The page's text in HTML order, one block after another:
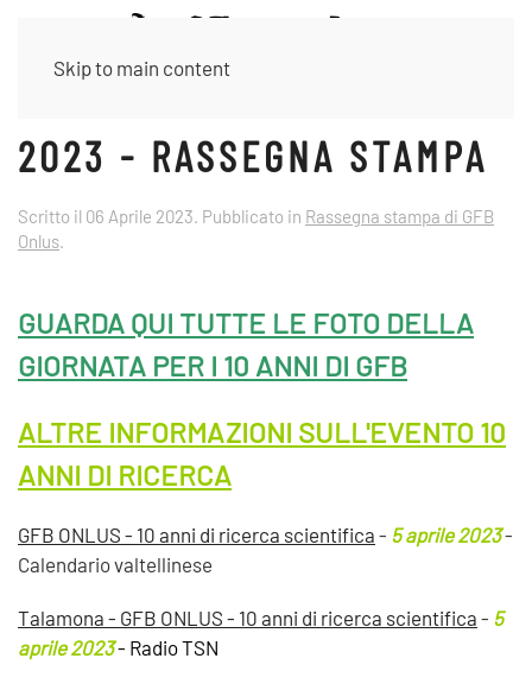
Skip to main content
2023 - RASSEGNA STAMPA
Scritto il 06 Aprile 2023. Pubblicato in Rassegna stampa di GFB
Onlus.
GUARDA QUI TUTTE LE FOTO DELLA
GIORNATA PER I 10 ANNI DI GFB
ALTRE INFORMAZIONI SULL'EVENTO 10
ANNI DI RICERCA
GFB ONLUS - 10 anni di ricerca scientifica - 5 aprile 2023-
Calendario valtellinese
Talamona - GFB ONLUS - 10 anni di ricerca scientifica - 5
aprile 2023- Radio TSN